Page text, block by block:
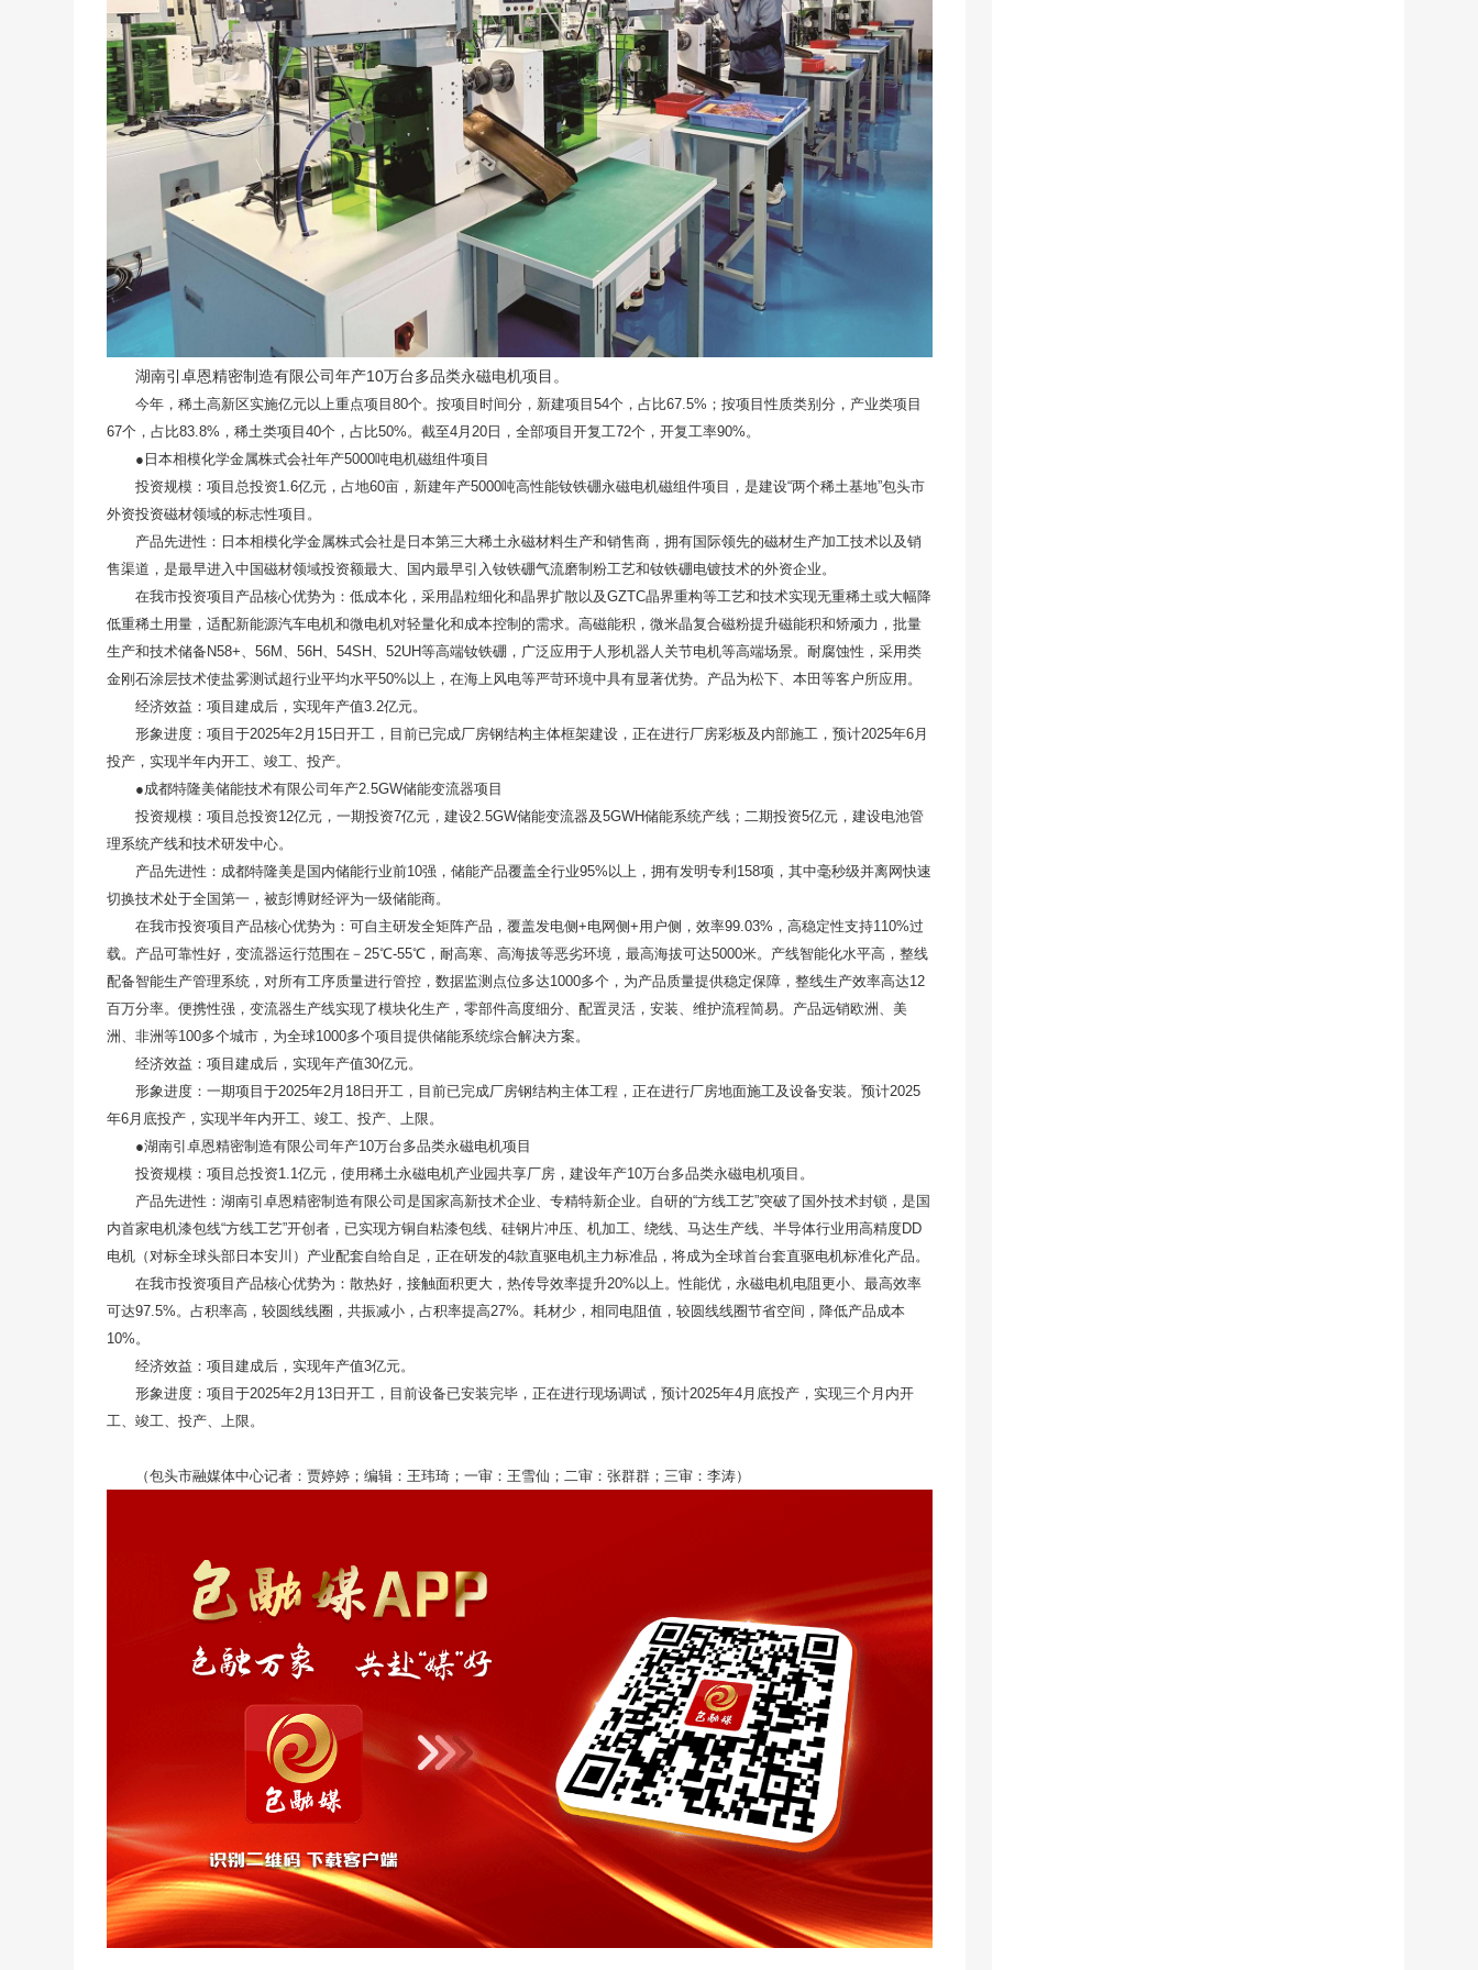
湖南引卓恩精密制造有限公司年产10万台多品类永磁电机项目。
今年，稀土高新区实施亿元以上重点项目80个。按项目时间分，新建项目54个，占比67.5%；按项目性质类别分，产业类项目
67个，占比83.8%，稀土类项目40个，占比50%。截至4月20日，全部项目开复工72个，开复工率90%。
●日本相模化学金属株式会社年产5000吨电机磁组件项目
投资规模：项目总投资1.6亿元，占地60亩，新建年产5000吨高性能钕铁硼永磁电机磁组件项目，是建设“两个稀土基地”包头市
外资投资磁材领域的标志性项目。
产品先进性：日本相模化学金属株式会社是日本第三大稀土永磁材料生产和销售商，拥有国际领先的磁材生产加工技术以及销
售渠道，是最早进入中国磁材领域投资额最大、国内最早引入钕铁硼气流磨制粉工艺和钕铁硼电镀技术的外资企业。
在我市投资项目产品核心优势为：低成本化，采用晶粒细化和晶界扩散以及GZTC晶界重构等工艺和技术实现无重稀土或大幅降
低重稀土用量，适配新能源汽车电机和微电机对轻量化和成本控制的需求。高磁能积，微米晶复合磁粉提升磁能积和矫顽力，批量
生产和技术储备N58+、56M、56H、54SH、52UH等高端钕铁硼，广泛应用于人形机器人关节电机等高端场景。耐腐蚀性，采用类
金刚石涂层技术使盐雾测试超行业平均水平50%以上，在海上风电等严苛环境中具有显著优势。产品为松下、本田等客户所应用。
经济效益：项目建成后，实现年产值3.2亿元。
形象进度：项目于2025年2月15日开工，目前已完成厂房钢结构主体框架建设，正在进行厂房彩板及内部施工，预计2025年6月
投产，实现半年内开工、竣工、投产。
●成都特隆美储能技术有限公司年产2.5GW储能变流器项目
投资规模：项目总投资12亿元，一期投资7亿元，建设2.5GW储能变流器及5GWH储能系统产线；二期投资5亿元，建设电池管
理系统产线和技术研发中心。
产品先进性：成都特隆美是国内储能行业前10强，储能产品覆盖全行业95%以上，拥有发明专利158项，其中毫秒级并离网快速
切换技术处于全国第一，被彭博财经评为一级储能商。
在我市投资项目产品核心优势为：可自主研发全矩阵产品，覆盖发电侧+电网侧+用户侧，效率99.03%，高稳定性支持110%过
载。产品可靠性好，变流器运行范围在－25℃-55℃，耐高寒、高海拔等恶劣环境，最高海拔可达5000米。产线智能化水平高，整线
配备智能生产管理系统，对所有工序质量进行管控，数据监测点位多达1000多个，为产品质量提供稳定保障，整线生产效率高达12
百万分率。便携性强，变流器生产线实现了模块化生产，零部件高度细分、配置灵活，安装、维护流程简易。产品远销欧洲、美
洲、非洲等100多个城市，为全球1000多个项目提供储能系统综合解决方案。
经济效益：项目建成后，实现年产值30亿元。
形象进度：一期项目于2025年2月18日开工，目前已完成厂房钢结构主体工程，正在进行厂房地面施工及设备安装。预计2025
年6月底投产，实现半年内开工、竣工、投产、上限。
●湖南引卓恩精密制造有限公司年产10万台多品类永磁电机项目
投资规模：项目总投资1.1亿元，使用稀土永磁电机产业园共享厂房，建设年产10万台多品类永磁电机项目。
产品先进性：湖南引卓恩精密制造有限公司是国家高新技术企业、专精特新企业。自研的“方线工艺”突破了国外技术封锁，是国
内首家电机漆包线“方线工艺”开创者，已实现方铜自粘漆包线、硅钢片冲压、机加工、绕线、马达生产线、半导体行业用高精度DD
电机（对标全球头部日本安川）产业配套自给自足，正在研发的4款直驱电机主力标准品，将成为全球首台套直驱电机标准化产品。
在我市投资项目产品核心优势为：散热好，接触面积更大，热传导效率提升20%以上。性能优，永磁电机电阻更小、最高效率
可达97.5%。占积率高，较圆线线圈，共振减小，占积率提高27%。耗材少，相同电阻值，较圆线线圈节省空间，降低产品成本
10%。
经济效益：项目建成后，实现年产值3亿元。
形象进度：项目于2025年2月13日开工，目前设备已安装完毕，正在进行现场调试，预计2025年4月底投产，实现三个月内开
工、竣工、投产、上限。
（包头市融媒体中心记者：贾婷婷；编辑：王玮琦；一审：王雪仙；二审：张群群；三审：李涛）